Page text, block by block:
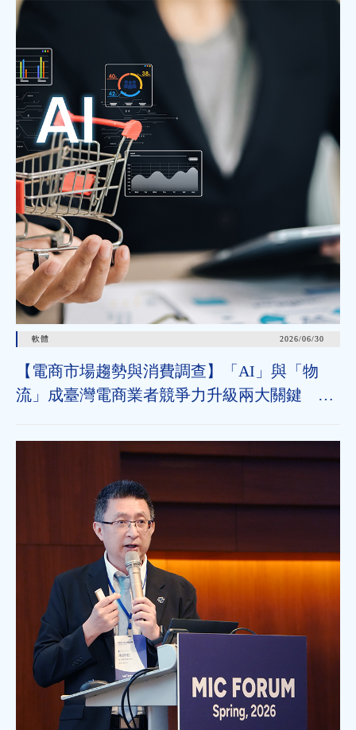
軟體 2026/06/30
【電商市場趨勢與消費調查】「AI」與「物
流」成臺灣電商業者競爭力升級兩大關鍵 近
超取